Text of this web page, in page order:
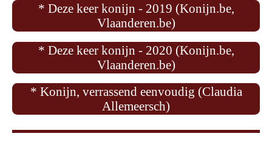
* Deze keer konijn - 2019 (Konijn.be,
Vlaanderen.be)
* Deze keer konijn - 2020 (Konijn.be,
Vlaanderen.be)
* Konijn, verrassend eenvoudig (Claudia
Allemeersch)